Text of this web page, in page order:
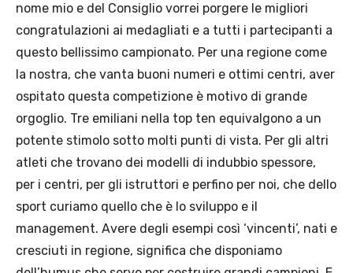
nome mio e del Consiglio vorrei porgere le migliori
congratulazioni ai medagliati e a tutti i partecipanti a
questo bellissimo campionato. Per una regione come
la nostra, che vanta buoni numeri e ottimi centri, aver
ospitato questa competizione è motivo di grande
orgoglio. Tre emiliani nella top ten equivalgono a un
potente stimolo sotto molti punti di vista. Per gli altri
atleti che trovano dei modelli di indubbio spessore,
per i centri, per gli istruttori e perfino per noi, che dello
sport curiamo quello che è lo sviluppo e il
management. Avere degli esempi così ‘vincenti’, nati e
cresciuti in regione, significa che disponiamo